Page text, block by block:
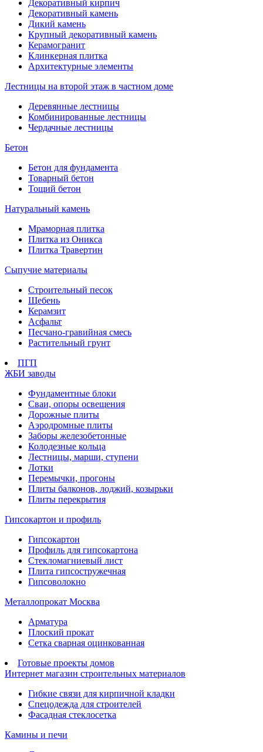
Декоративный кирпич
Декоративный камень
Дикий камень
Крупный декоративный камень
Керамогранит
Клинкерная плитка
Архитектурные элементы
Лестницы на второй этаж в частном доме
Деревянные лестницы
Комбинированные лестницы
Чердачные лестницы
Бетон
Бетон для фундамента
Товарный бетон
Тощий бетон
Натуральный камень
Мраморная плитка
Плитка из Оникса
Плитка Травертин
Сыпучие материалы
Строительный песок
Щебень
Керамзит
Асфальт
Песчано-гравийная смесь
Растительный грунт
ПГП
ЖБИ заводы
Фундаментные блоки
Сваи, опоры освещения
Дорожные плиты
Аэродромные плиты
Заборы железобетонные
Колодезные кольца
Лестницы, марши, ступени
Лотки
Перемычки, прогоны
Плиты балконов, лоджий, козырьки
Плиты перекрытия
Гипсокартон и профиль
Гипсокартон
Профиль для гипсокартона
Стекломагниевый лист
Плита гипсостружечная
Гипсоволокно
Металлопрокат Москва
Арматура
Плоский прокат
Сетка сварная оцинкованная
Готовые проекты домов
Интернет магазин строительных материалов
Гибкие связи для кирпичной кладки
Спецодежда для строителей
Фасадная стеклосетка
Камины и печи